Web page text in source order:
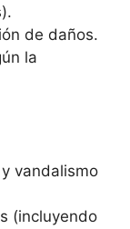
de daños.
la
vandalismo
(incluyendo